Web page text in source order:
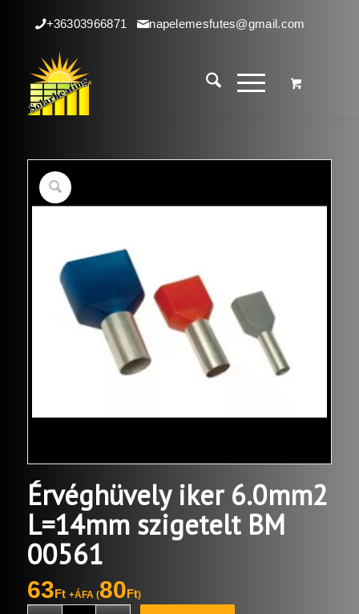
+36303966871 napelemesfutes@gmail.com
Érvéghüvely iker 6.0mm2
L=14mm szigetelt BM
00561
63Ft +ÁFA (80Ft)